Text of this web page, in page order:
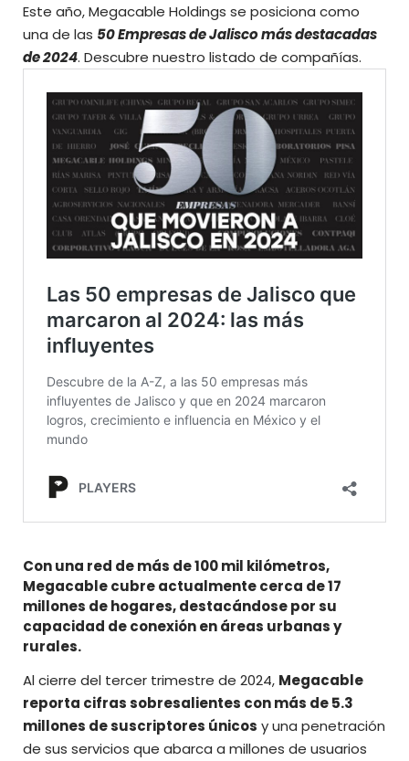
Este año, Megacable Holdings se posiciona como
una de las 50 Empresas de Jalisco más destacadas
de 2024. Descubre nuestro listado de compañías.
Con una red de más de 100 mil kilómetros,
Megacable cubre actualmente cerca de 17
millones de hogares, destacándose por su
capacidad de conexión en áreas urbanas y
rurales.
Al cierre del tercer trimestre de 2024, Megacable
reporta cifras sobresalientes con más de 5.3
millones de suscriptores únicos y una penetración
de sus servicios que abarca a millones de usuarios